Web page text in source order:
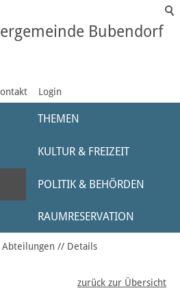
Bubendorf
Login
THEMEN
KULTUR & FREIZEIT
POLITIK & BEHÖRDEN
RAUMRESERVATION
Abteilungen Details
zurück zur Übersicht